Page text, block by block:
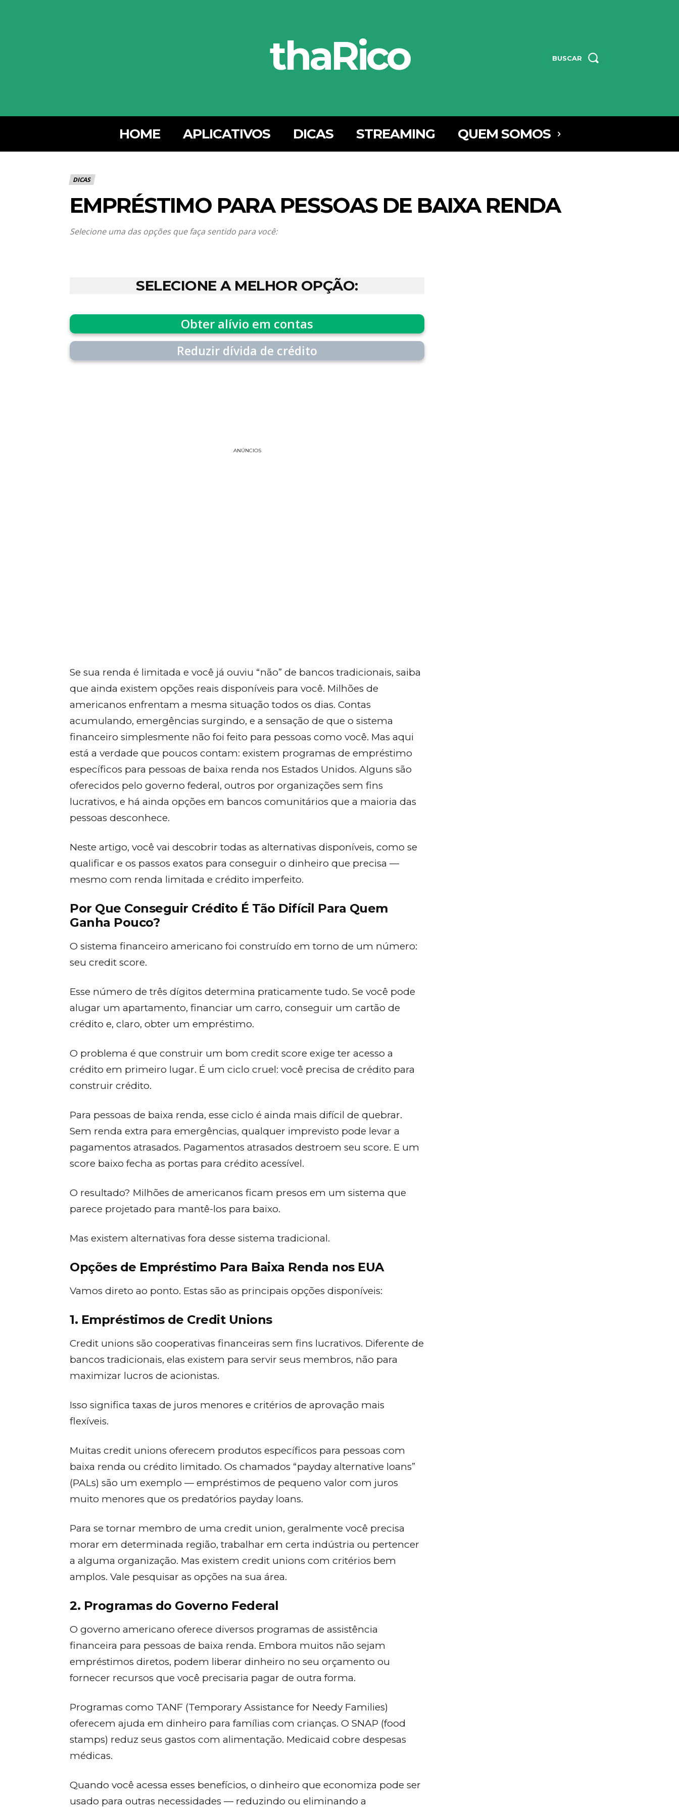
thaRico BUSCAR
HOME APLICATIVOS DICAS STREAMING QUEM SOMOS
DICAS
EMPRÉSTIMO PARA PESSOAS DE BAIXA RENDA
Selecione uma das opções que faça sentido para você:
SELECIONE A MELHOR OPÇÃO:
Obter alívio em contas
Reduzir dívida de crédito
ANÚNCIOS
Se sua renda é limitada e você já ouviu “não” de bancos tradicionais, saiba
que ainda existem opções reais disponíveis para você. Milhões de
americanos enfrentam a mesma situação todos os dias. Contas
acumulando, emergências surgindo, e a sensação de que o sistema
financeiro simplesmente não foi feito para pessoas como você. Mas aqui
está a verdade que poucos contam: existem programas de empréstimo
específicos para pessoas de baixa renda nos Estados Unidos. Alguns são
oferecidos pelo governo federal, outros por organizações sem fins
lucrativos, e há ainda opções em bancos comunitários que a maioria das
pessoas desconhece.
Neste artigo, você vai descobrir todas as alternativas disponíveis, como se
qualificar e os passos exatos para conseguir o dinheiro que precisa —
mesmo com renda limitada e crédito imperfeito.
Por Que Conseguir Crédito É Tão Difícil Para Quem
Ganha Pouco?
O sistema financeiro americano foi construído em torno de um número:
seu credit score.
Esse número de três dígitos determina praticamente tudo. Se você pode
alugar um apartamento, financiar um carro, conseguir um cartão de
crédito e, claro, obter um empréstimo.
O problema é que construir um bom credit score exige ter acesso a
crédito em primeiro lugar. É um ciclo cruel: você precisa de crédito para
construir crédito.
Para pessoas de baixa renda, esse ciclo é ainda mais difícil de quebrar.
Sem renda extra para emergências, qualquer imprevisto pode levar a
pagamentos atrasados. Pagamentos atrasados destroem seu score. E um
score baixo fecha as portas para crédito acessível.
O resultado? Milhões de americanos ficam presos em um sistema que
parece projetado para mantê-los para baixo.
Mas existem alternativas fora desse sistema tradicional.
Opções de Empréstimo Para Baixa Renda nos EUA
Vamos direto ao ponto. Estas são as principais opções disponíveis:
1. Empréstimos de Credit Unions
Credit unions são cooperativas financeiras sem fins lucrativos. Diferente de
bancos tradicionais, elas existem para servir seus membros, não para
maximizar lucros de acionistas.
Isso significa taxas de juros menores e critérios de aprovação mais
flexíveis.
Muitas credit unions oferecem produtos específicos para pessoas com
baixa renda ou crédito limitado. Os chamados “payday alternative loans”
(PALs) são um exemplo — empréstimos de pequeno valor com juros
muito menores que os predatórios payday loans.
Para se tornar membro de uma credit union, geralmente você precisa
morar em determinada região, trabalhar em certa indústria ou pertencer
a alguma organização. Mas existem credit unions com critérios bem
amplos. Vale pesquisar as opções na sua área.
2. Programas do Governo Federal
O governo americano oferece diversos programas de assistência
financeira para pessoas de baixa renda. Embora muitos não sejam
empréstimos diretos, podem liberar dinheiro no seu orçamento ou
fornecer recursos que você precisaria pagar de outra forma.
Programas como TANF (Temporary Assistance for Needy Families)
oferecem ajuda em dinheiro para famílias com crianças. O SNAP (food
stamps) reduz seus gastos com alimentação. Medicaid cobre despesas
médicas.
Quando você acessa esses benefícios, o dinheiro que economiza pode ser
usado para outras necessidades — reduzindo ou eliminando a